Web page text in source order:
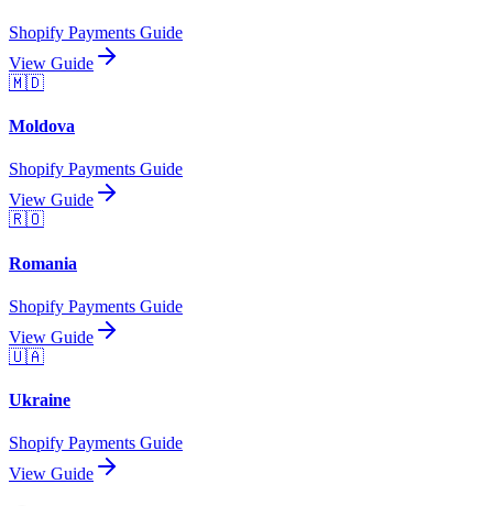
Shopify Payments Guide
View Guide
🇲🇩
Moldova
Shopify Payments Guide
View Guide
🇷🇴
Romania
Shopify Payments Guide
View Guide
🇺🇦
Ukraine
Shopify Payments Guide
View Guide